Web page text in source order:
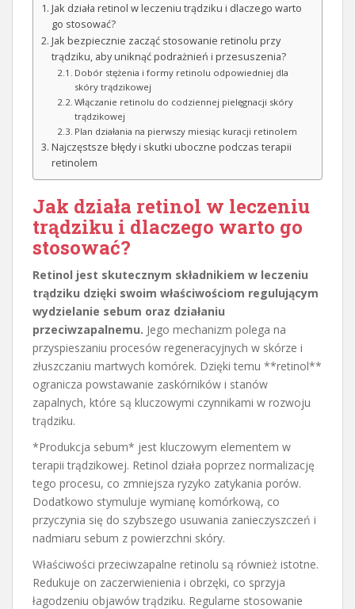
Jak działa retinol w leczeniu trądziku i dlaczego warto
go stosować?
Jak bezpiecznie zacząć stosowanie retinolu przy
trądziku, aby uniknąć podrażnień i przesuszenia?
Dobór stężenia i formy retinolu odpowiedniej dla
skóry trądzikowej
Włączanie retinolu do codziennej pielęgnacji skóry
trądzikowej
Plan działania na pierwszy miesiąc kuracji retinolem
Najczęstsze błędy i skutki uboczne podczas terapii
retinolem
Jak działa retinol w leczeniu
trądziku i dlaczego warto go
stosować?
Retinol jest skutecznym składnikiem w leczeniu
trądziku dzięki swoim właściwościom regulującym
wydzielanie sebum oraz działaniu
przeciwzapalnemu. Jego mechanizm polega na
przyspieszaniu procesów regeneracyjnych w skórze i
złuszczaniu martwych komórek. Dzięki temu **retinol**
ogranicza powstawanie zaskórników i stanów
zapalnych, które są kluczowymi czynnikami w rozwoju
trądziku.
*Produkcja sebum* jest kluczowym elementem w
terapii trądzikowej. Retinol działa poprzez normalizację
tego procesu, co zmniejsza ryzyko zatykania porów.
Dodatkowo stymuluje wymianę komórkową, co
przyczynia się do szybszego usuwania zanieczyszczeń i
nadmiaru sebum z powierzchni skóry.
Właściwości przeciwzapalne retinolu są również istotne.
Redukuje on zaczerwienienia i obrzęki, co sprzyja
łagodzeniu objawów trądziku. Regularne stosowanie